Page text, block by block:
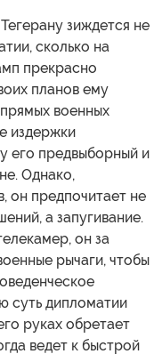
зиждется не
сколько на
прекрасно
планов ему
военных
издержки
его предвыборный и
Однако,
он предпочитает не
а запугивание.
он за
рычаги, чтобы
суть дипломатии
руках обретает
ведет к быстрой